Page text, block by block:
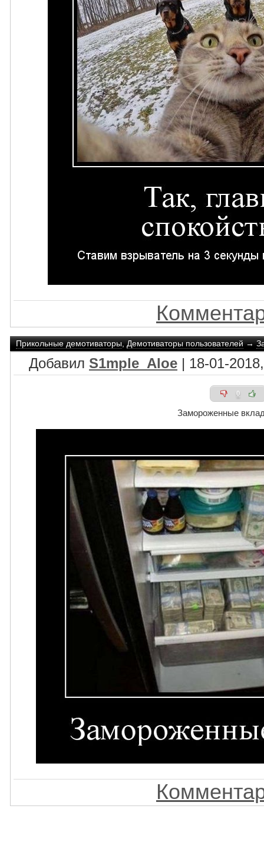
Прикольные демотиваторы,Демотиваторы пользователей→
Добавил S1mple_Aloe | 18-01-
0
Замороженные